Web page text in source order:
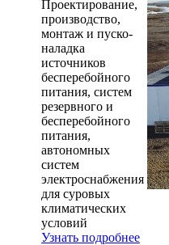
Проектирование,
производство,
монтаж и пуско-
наладка
источников
бесперебойного
питания, систем
резервного и
бесперебойного
питания,
автономных
систем
электроснабжения
для суровых
климатических
условий
Узнать подробнее